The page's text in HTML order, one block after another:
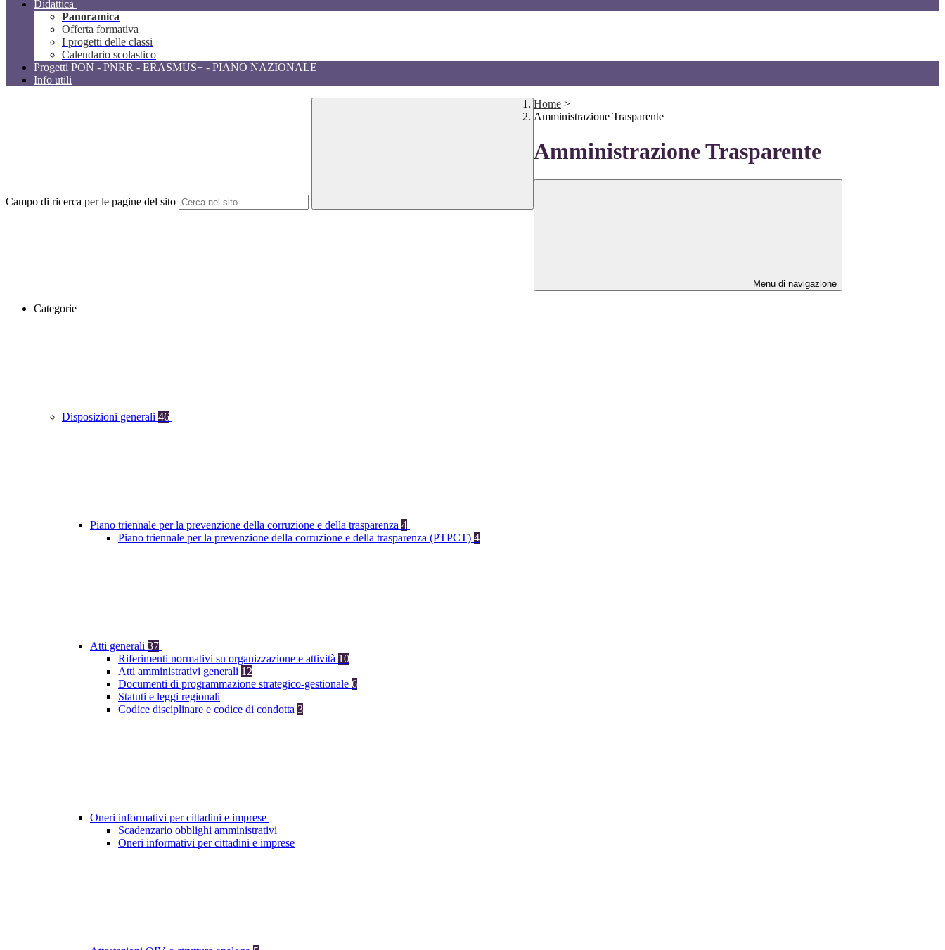
Didattica
Panoramica
Offerta formativa
I progetti delle classi
Calendario scolastico
Progetti PON - PNRR - ERASMUS+ - PIANO NAZIONALE
Info utili
Campo di ricerca per le pagine del sito
Home >
Amministrazione Trasparente
Amministrazione Trasparente
Menu di navigazione
Categorie
Disposizioni generali 46
Piano triennale per la prevenzione della corruzione e della trasparenza 4
Piano triennale per la prevenzione della corruzione e della trasparenza (PTPCT) 4
Atti generali 37
Riferimenti normativi su organizzazione e attività 10
Atti amministrativi generali 12
Documenti di programmazione strategico-gestionale 6
Statuti e leggi regionali
Codice disciplinare e codice di condotta 3
Oneri informativi per cittadini e imprese
Scadenzario obblighi amministrativi
Oneri informativi per cittadini e imprese